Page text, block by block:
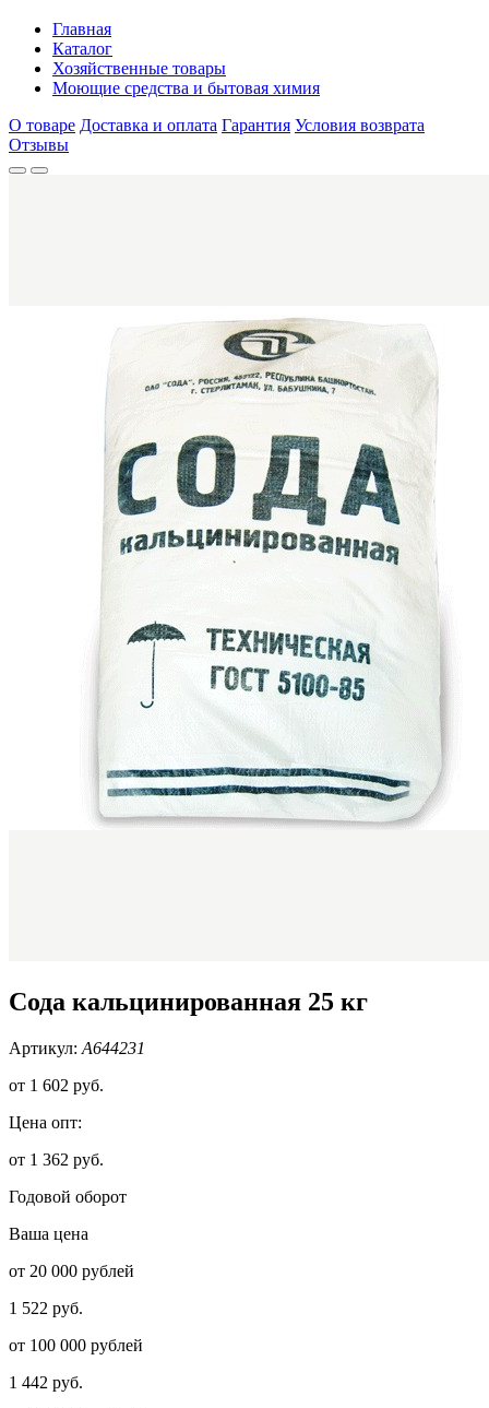
Главная
Каталог
Хозяйственные товары
Моющие средства и бытовая химия
О товаре Доставка и оплата Гарантия Условия возврата
Отзывы
Сода кальцинированная 25 кг
Артикул: А644231
от 1 602 руб.
Цена опт:
от 1 362 руб.
Годовой оборот
Ваша цена
от 20 000 рублей
1 522 руб.
от 100 000 рублей
1 442 руб.